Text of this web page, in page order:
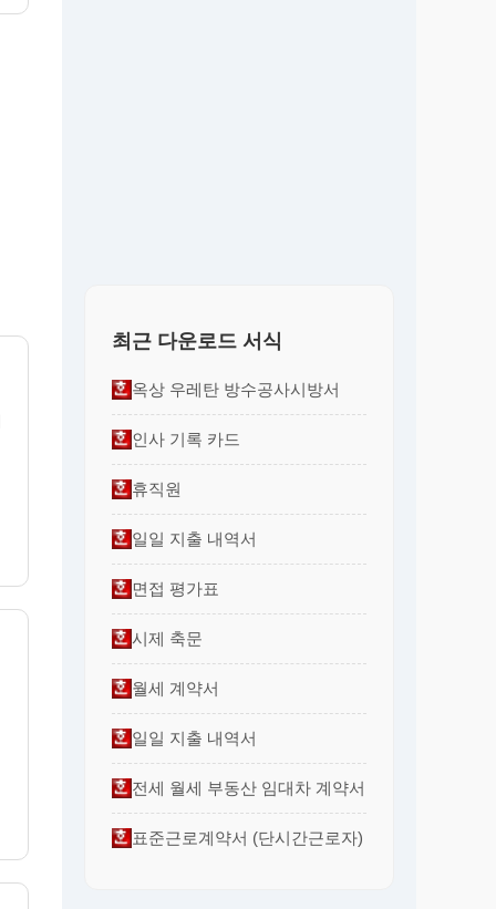
최근 다운로드 서식
옥상 우레탄 방수공사시방서
인사 기록 카드
휴직원
일일 지출 내역서
면접 평가표
시제 축문
월세 계약서
일일 지출 내역서
전세 월세 부동산 임대차 계약서
표준근로계약서 (단시간근로자)